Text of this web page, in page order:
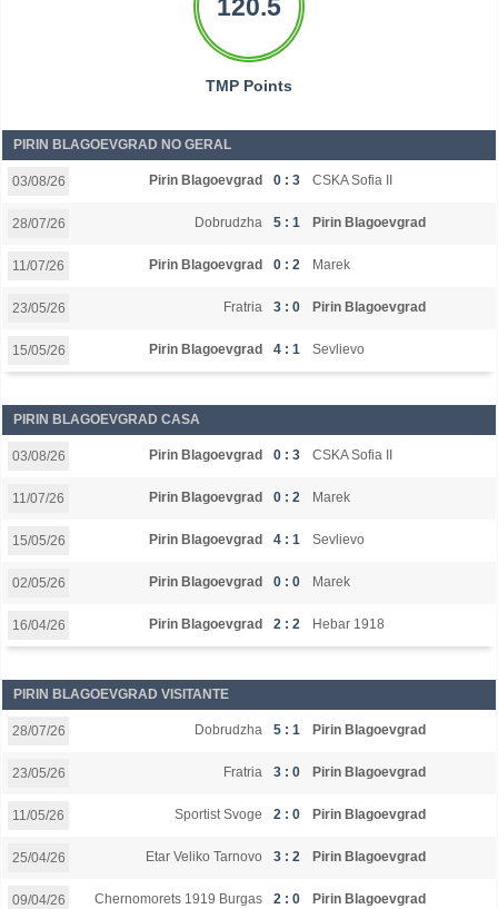
120.5
TMP Points
PIRIN BLAGOEVGRAD NO GERAL
03/08/26 Pirin Blagoevgrad 0 : 3 CSKA Sofia II
28/07/26 Dobrudzha 5 : 1 Pirin Blagoevgrad
11/07/26 Pirin Blagoevgrad 0 : 2 Marek
23/05/26 Fratria 3 : 0 Pirin Blagoevgrad
15/05/26 Pirin Blagoevgrad 4 : 1 Sevlievo
PIRIN BLAGOEVGRAD CASA
03/08/26 Pirin Blagoevgrad 0 : 3 CSKA Sofia II
11/07/26 Pirin Blagoevgrad 0 : 2 Marek
15/05/26 Pirin Blagoevgrad 4 : 1 Sevlievo
02/05/26 Pirin Blagoevgrad 0 : 0 Marek
16/04/26 Pirin Blagoevgrad 2 : 2 Hebar 1918
PIRIN BLAGOEVGRAD VISITANTE
28/07/26 Dobrudzha 5 : 1 Pirin Blagoevgrad
23/05/26 Fratria 3 : 0 Pirin Blagoevgrad
11/05/26 Sportist Svoge 2 : 0 Pirin Blagoevgrad
25/04/26 Etar Veliko Tarnovo 3 : 2 Pirin Blagoevgrad
09/04/26 Chernomorets 1919 Burgas 2 : 0 Pirin Blagoevgrad